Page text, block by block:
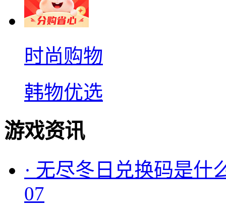
时尚购物
韩物优选
游戏资讯
· 无尽冬日兑换码是什
07